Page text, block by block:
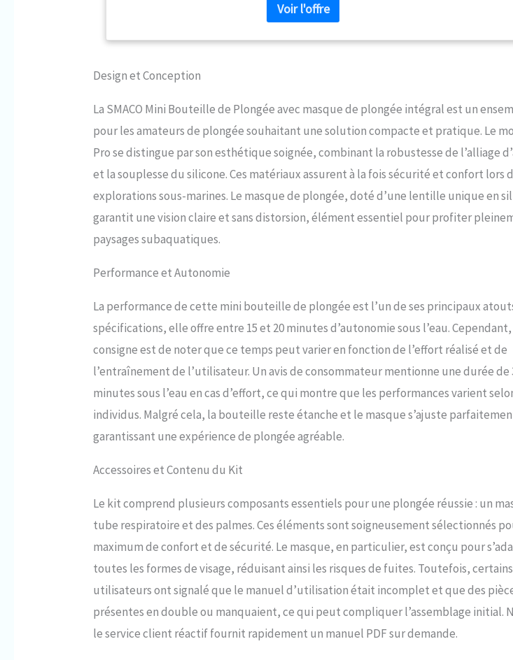
à une profondeur de 5 mètres).Il est également équipé d'un
support de caméra. Vous pouvez facilement fixer votre
gauche peut non seulement évacuer, mais aussi installer un
microphone MEILLEUR AJUSTEMENT ET RETRAIT FACILE:
de plongée intégral offre un excellent ajustement, grâce
de tête réglable à 5 points. nous pouvons librement
sangle en fonction de nos contours du visage. Dans le
rapidement le masque de plongée HAUTE QUALITÉ:
plongée en silicone de qualité alimentaire de qualité
sans odeur, sans oxydation ni décoloration, et surtout, il ne
SMACO 8 mm, connectez-le à une bouteille de plongée
pour remplir votre SMACO S400 PRO en 8 secondes environ.
Compresseur d'air SMACO, il vous permet de remplir votre
bouteille de plongée de 1 L sans effort, en 26 minutes
Pompe à main haute pression SMACO, c'est la méthode de
gonflage de secours. Vous aurez besoin de fournir de
le gonflage en 50 minutes environ
Design et Conception
La SMACO Mini Bouteille de Plongée avec masque de plongée intégral est un
pour les amateurs de plongée souhaitant une solution compacte et pratique. Le
Pro se distingue par son esthétique soignée, combinant la robustesse de l’alliage
et la souplesse du silicone. Ces matériaux assurent à la fois sécurité et confort lors
explorations sous-marines. Le masque de plongée, doté d’une lentille unique en
garantit une vision claire et sans distorsion, élément essentiel pour profiter
paysages subaquatiques.
Performance et Autonomie
La performance de cette mini bouteille de plongée est l’un de ses principaux
spécifications, elle offre entre 15 et 20 minutes d’autonomie sous l’eau.
consigne est de noter que ce temps peut varier en fonction de l’effort réalisé et de
l’entraînement de l’utilisateur. Un avis de consommateur mentionne une durée de
minutes sous l’eau en cas d’effort, ce qui montre que les performances varient
individus. Malgré cela, la bouteille reste étanche et le masque s’ajuste
garantissant une expérience de plongée agréable.
Accessoires et Contenu du Kit
Le kit comprend plusieurs composants essentiels pour une plongée réussie : un
tube respiratoire et des palmes. Ces éléments sont soigneusement sélectionnés
maximum de confort et de sécurité. Le masque, en particulier, est conçu pour
toutes les formes de visage, réduisant ainsi les risques de fuites. Toutefois, certains
utilisateurs ont signalé que le manuel d’utilisation était incomplet et que des
présentes en double ou manquaient, ce qui peut compliquer l’assemblage initial.
le service client réactif fournit rapidement un manuel PDF sur demande.